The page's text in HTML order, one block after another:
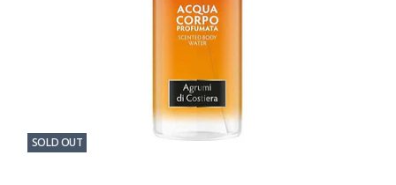
SOLD OUT